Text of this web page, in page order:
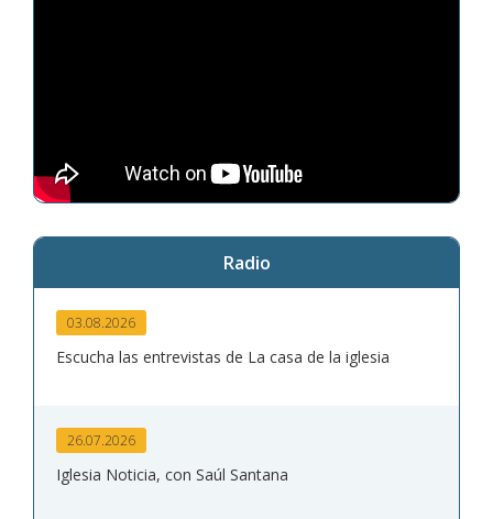
Radio
03.08.2026
Escucha las entrevistas de La casa de la iglesia
26.07.2026
Iglesia Noticia, con Saúl Santana